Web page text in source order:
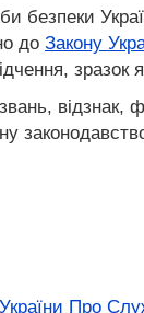
безпеки
до Закону
Про